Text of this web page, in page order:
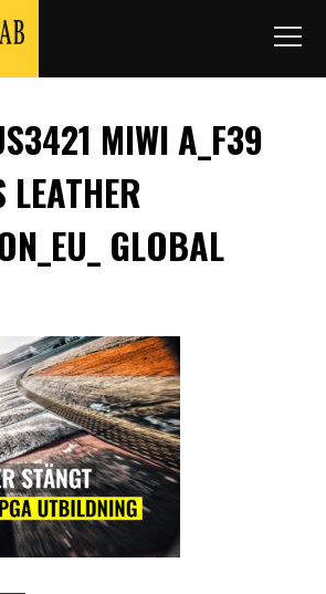
MIWI A_F39
LEATHER
GLOBAL